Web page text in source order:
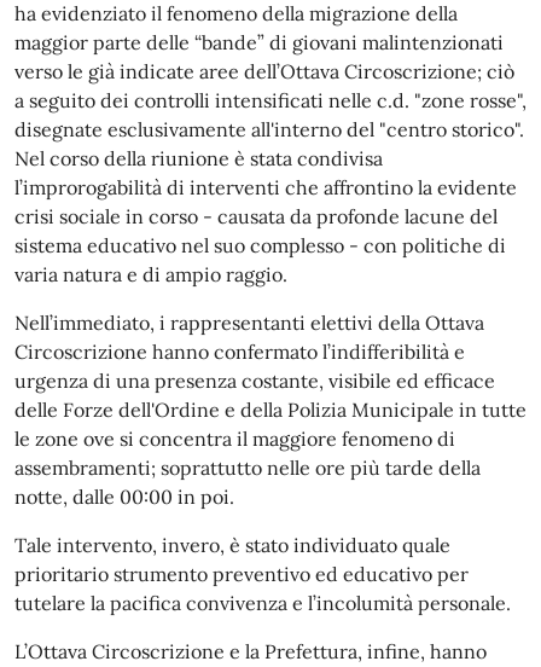
ha evidenziato il fenomeno della migrazione della
maggior parte delle “bande” di giovani malintenzionati
verso le già indicate aree dell’Ottava Circoscrizione; ciò
a seguito dei controlli intensificati nelle c.d. "zone rosse",
disegnate esclusivamente all'interno del "centro storico".
Nel corso della riunione è stata condivisa
l’improrogabilità di interventi che affrontino la evidente
crisi sociale in corso - causata da profonde lacune del
sistema educativo nel suo complesso - con politiche di
varia natura e di ampio raggio.
Nell’immediato, i rappresentanti elettivi della Ottava
Circoscrizione hanno confermato l’indifferibilità e
urgenza di una presenza costante, visibile ed efficace
delle Forze dell'Ordine e della Polizia Municipale in tutte
le zone ove si concentra il maggiore fenomeno di
assembramenti; soprattutto nelle ore più tarde della
notte, dalle 00:00 in poi.
Tale intervento, invero, è stato individuato quale
prioritario strumento preventivo ed educativo per
tutelare la pacifica convivenza e l’incolumità personale.
L’Ottava Circoscrizione e la Prefettura, infine, hanno